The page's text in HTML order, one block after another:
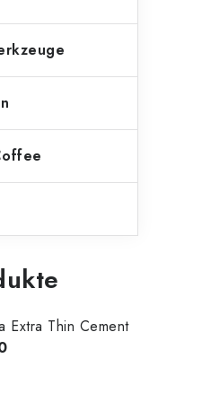
Extra Thin Cement